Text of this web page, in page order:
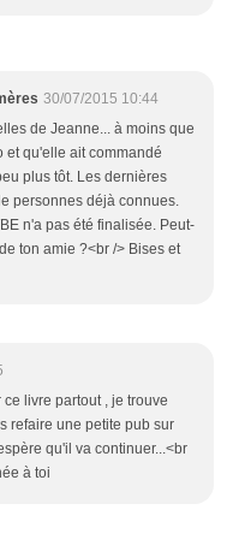
30/07/2015 10:44
de Jeanne... à moins que
et qu'elle ait commandé
plus tôt. Les dernières
personnes déjà connues.
n'a pas été finalisée. Peut-
ton amie ?<br /> Bises et
livre partout , je trouve
refaire une petite pub sur
qu'il va continuer...<br
à toi